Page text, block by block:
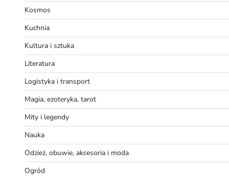
Kosmos
Kuchnia
Kultura i sztuka
Literatura
Logistyka i transport
Magia, ezoteryka, tarot
Mity i legendy
Nauka
Odzież, obuwie, akcesoria i moda
Ogród